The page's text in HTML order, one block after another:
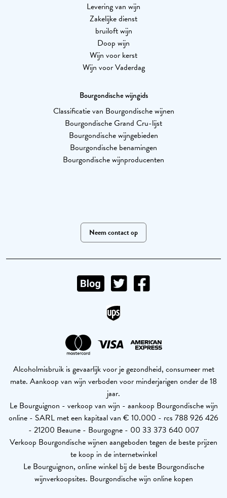
Levering van wijn
Zakelijke dienst
bruiloft wijn
Doop wijn
Wijn voor kerst
Wijn voor Vaderdag
Bourgondische wijngids
Classificatie van Bourgondische wijnen
Bourgondische Grand Cru-lijst
Bourgondische wijngebieden
Bourgondische benamingen
Bourgondische wijnproducenten
Neem contact op
Alcoholmisbruik is gevaarlijk voor je gezondheid, consumeer met
mate. Aankoop van wijn verboden voor minderjarigen onder de 18
jaar.
Le Bourguignon - verkoop van wijn - aankoop Bourgondische wijn
online - SARL met een kapitaal van € 10.000 - rcs 788 926 426
- 21200 Beaune - Bourgogne - 00 33 373 640 007
Verkoop Bourgondische wijnen aangeboden tegen de beste prijzen
te koop in de internetwinkel
Le Bourguignon, online winkel bij de beste Bourgondische
wijnverkoopsites. Bourgondische wijn online kopen